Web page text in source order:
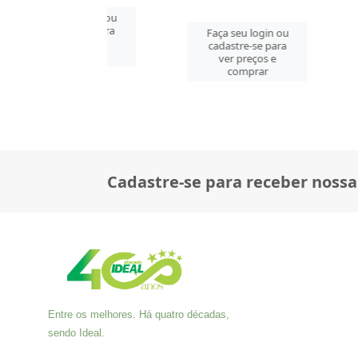
Faça seu login ou
cadastre-se para
ver preços e
Faça
Cadastre-se para receber
Entre os melhores. Há quatro décadas,
sendo Ideal.